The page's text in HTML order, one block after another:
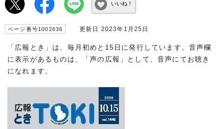
いいね！
ページ番号1002636 更新日 2023年1月25日
「広報とき」は、毎月初めと15日に発行しています。音声欄
に表示があるものは、「声の広報」として、音声にてお聴き
になれます。